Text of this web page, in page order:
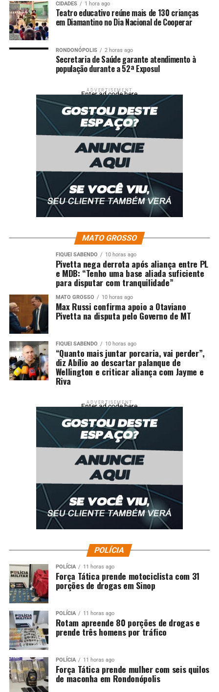
POLÍCIA
POLICIA-MT PRF
UP NEXT
Polícia Militar salva vida de criança de 7 anos
engasgada com moeda em Glória D’oeste
PM resgata adolescente vítima de sequestro e tortura e
CIDADES 1 hora ago
Teatro educativo reúne mais de 130 crianças
em Diamantino no Dia Nacional de Cooperar
RONDONÓPOLIS 2 horas ago
Secretaria de Saúde garante atendimento à
população durante a 52ª Exposul
ADVERTISEMENT
Enter ad code here
MATO GROSSO
FIQUEI SABENDO 10 horas ago
Pivetta nega derrota após aliança entre PL
e MDB: “Tenho uma base aliada suficiente
para disputar com tranquilidade”
MATO GROSSO 10 horas ago
Max Russi confirma apoio a Otaviano
Pivetta na disputa pelo Governo de MT
FIQUEI SABENDO 10 horas ago
“Quanto mais juntar porcaria, vai perder”,
diz Abílio ao descartar palanque de
Wellington e criticar aliança com Jayme e
Riva
ADVERTISEMENT
Enter ad code here
POLÍCIA
POLÍCIA 11 horas ago
Força Tática prende motociclista com 31
porções de drogas em Sinop
POLÍCIA 11 horas ago
Rotam apreende 80 porções de drogas e
prende três homens por tráfico
POLÍCIA 11 horas ago
Força Tática prende mulher com seis quilos
de maconha em Rondonópolis